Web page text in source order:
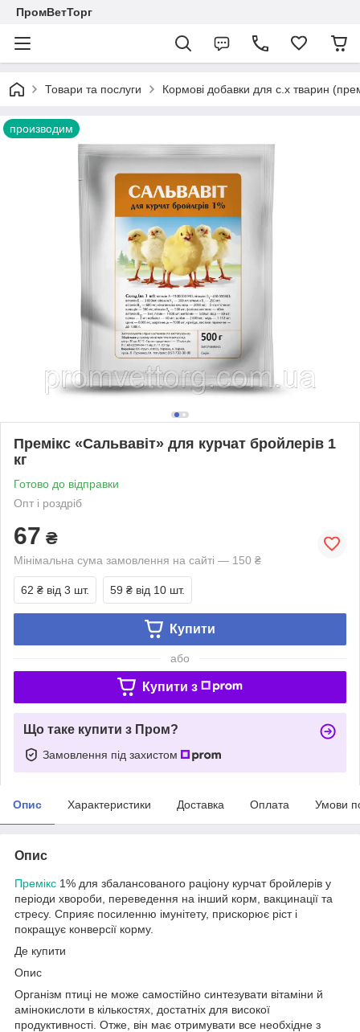
ПромВетТорг
Товари та послуги Кормові добавки для с.х тварин
производим
Премікс «Сальвавіт» для курчат бройлерів 1
кг
Готово до відправки
Опт і роздріб
67 ₴
Мінімальна сума замовлення на сайті — 150 ₴
62 ₴ від 3 шт. 59 ₴ від 10 шт.
Купити
або
Купити з
Що таке купити з Пром?
Замовлення під захистом
Опис Характеристики Доставка Оплата Умови
Опис
Премікс 1% для збалансованого раціону курчат бройлерів у
періоди хвороби, переведення на інший корм, вакцинації та
стресу. Сприяє посиленню імунітету, прискорює ріст і
покращує конверсії корму.
Де купити
Опис
Організм птиці не може самостійно синтезувати вітаміни й
амінокислоти в кількостях, достатніх для високої
продуктивності. Отже, він має отримувати все необхідне з